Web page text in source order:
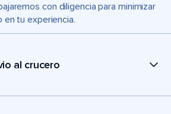
con diligencia para minimizar
en tu experiencia.
al crucero